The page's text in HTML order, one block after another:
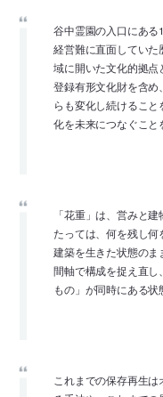
谷中霊園の入口にある
経営難に直面してい
域に開いた文化的拠点
登録有形文化財を含
らも変化し続けるこ
化を未来につなぐこと
「花重」は、営みと
たっては、何を残し何
建築を生きた状態の
間軸で構成を捉え直し
もの」が同時にある状
これまでの保存再生